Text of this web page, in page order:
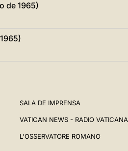
de 1965)
SALA DE IMPRENSA
VATICAN NEWS - RADIO VATICANA
L'OSSERVATORE ROMANO